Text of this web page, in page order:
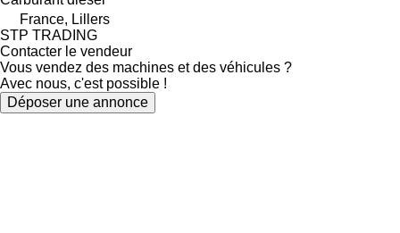
France, Lillers
STP TRADING
Contacter le vendeur
Vous vendez des machines et des véhicules ?
Avec nous, c'est possible !
Déposer une annonce